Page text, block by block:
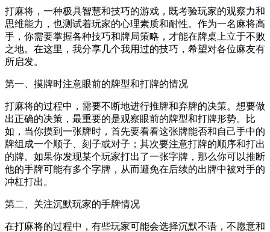
打麻将，一种极具智慧和技巧的游戏，既考验玩家的观察力和
思维能力，也测试着玩家的心理素质和耐性。作为一名麻将高
手，你需要掌握各种技巧和牌局策略，才能在牌桌上立于不败
之地。在这里，我分享几个我用过的技巧，希望对各位麻友有
所启发。
第一、摸牌时注意眼前的牌型和打牌的情况
打麻将的过程中，需要不断地进行推牌和弃牌的决策。想要做
出正确的决策，最重要的是观察眼前的牌型和打牌形势。比
如，当你摸到一张牌时，首先要看看这张牌能否和自己手中的
牌组成一个顺子、刻子或对子；其次要注意打牌的顺序和打出
的牌。如果你发现某个玩家打出了一张字牌，那么你可以推断
他的手牌可能有多个字牌，从而避免在后续的出牌中被对手的
冲杠打出。
第二、关注沉默玩家的手牌情况
在打麻将的过程中，有些玩家可能会选择沉默不语，不愿意和